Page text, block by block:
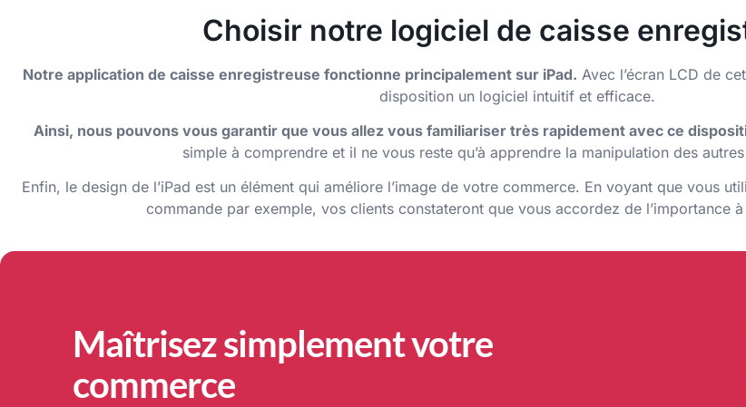
Choisir notre logiciel de caisse
Notre application de caisse enregistreuse fonctionne principalement sur iPad. Avec l’écran LCD de
disposition un logiciel intuitif et efficace.
Ainsi, nous pouvons vous garantir que vous allez vous familiariser très rapidement avec ce
simple à comprendre et il ne vous reste qu’à apprendre la manipulation des
Enfin, le design de l’iPad est un élément qui améliore l’image de votre commerce. En voyant que vous
commande par exemple, vos clients constateront que vous accordez de l’importance
Maîtrisez simplement votre
commerce